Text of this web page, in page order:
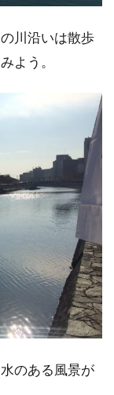
川沿いは散歩
よう。
のある風景が